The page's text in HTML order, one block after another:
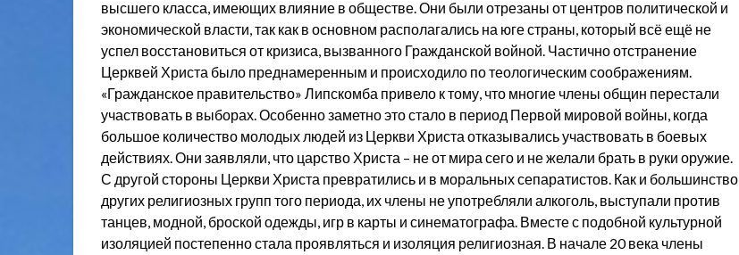
высшего класса, имеющих влияние в обществе. Они были отрезаны от центров политической и
экономической власти, так как в основном располагались на юге страны, который всё ещё не
успел восстановиться от кризиса, вызванного Гражданской войной. Частично отстранение
Церквей Христа было преднамеренным и происходило по теологическим соображениям.
«Гражданское правительство» Липскомба привело к тому, что многие члены общин перестали
участвовать в выборах. Особенно заметно это стало в период Первой мировой войны, когда
большое количество молодых людей из Церкви Христа отказывались участвовать в боевых
действиях. Они заявляли, что царство Христа – не от мира сего и не желали брать в руки оружие.
С другой стороны Церкви Христа превратились и в моральных сепаратистов. Как и большинство
других религиозных групп того периода, их члены не употребляли алкоголь, выступали против
танцев, модной, броской одежды, игр в карты и синематографа. Вместе с подобной культурной
изоляцией постепенно стала проявляться и изоляция религиозная. В начале 20 века члены